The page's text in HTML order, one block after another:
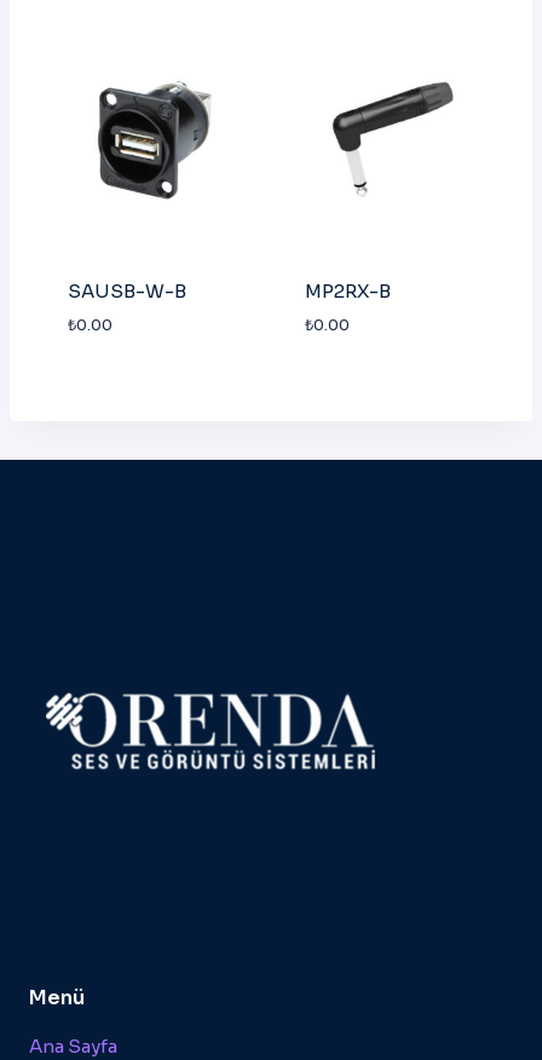
SAUSB-W-B
₺0.00
MP2RX-B
₺0.00
Menü
Ana Sayfa